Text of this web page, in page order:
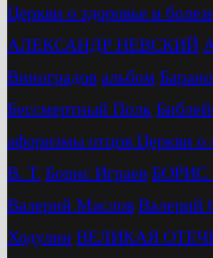
Церкви о здоровье и
АЛЕКСАНДР НЕВСКИЙ
Виноградов альбом
Бессмертный Полк
афоризмы отцов Церкви о
В. Т. Бориc Играев БОРИС
Валерий Маслов Валерий
Ходулин ВЕЛИКАЯ